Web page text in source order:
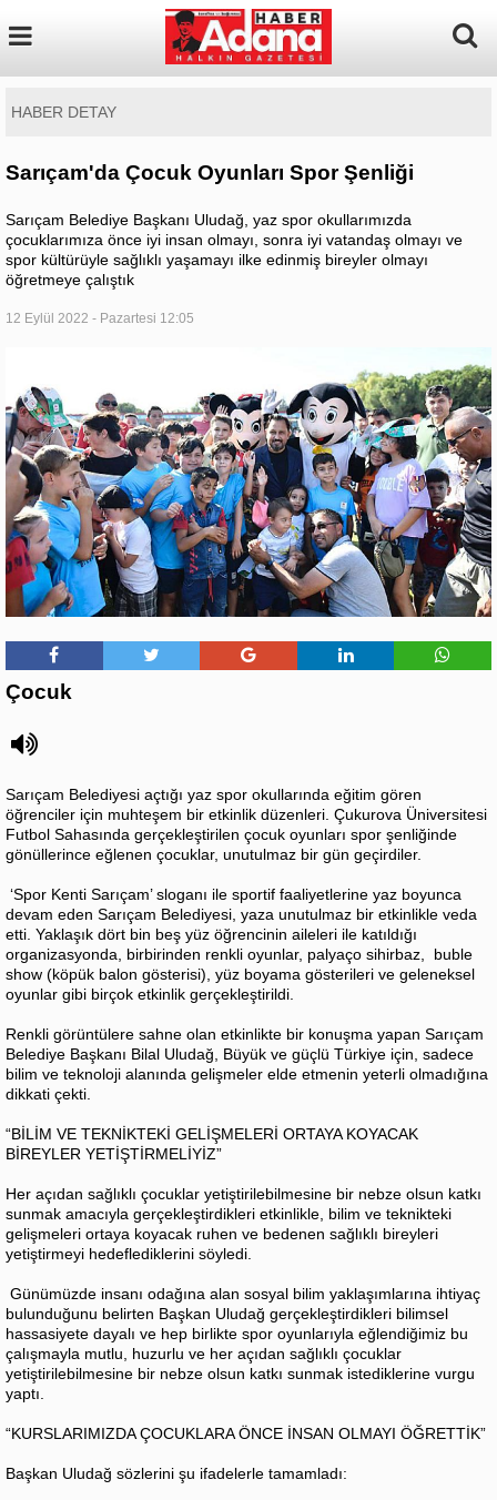
HABER DETAY
Sarıçam'da Çocuk Oyunları Spor Şenliği
Sarıçam Belediye Başkanı Uludağ, yaz spor okullarımızda
çocuklarımıza önce iyi insan olmayı, sonra iyi vatandaş olmayı ve
spor kültürüyle sağlıklı yaşamayı ilke edinmiş bireyler olmayı
öğretmeye çalıştık
12 Eylül 2022 - Pazartesi 12:05
Çocuk
Sarıçam Belediyesi açtığı yaz spor okullarında eğitim gören
öğrenciler için muhteşem bir etkinlik düzenleri. Çukurova Üniversitesi
Futbol Sahasında gerçekleştirilen çocuk oyunları spor şenliğinde
gönüllerince eğlenen çocuklar, unutulmaz bir gün geçirdiler.
‘Spor Kenti Sarıçam’ sloganı ile sportif faaliyetlerine yaz boyunca
devam eden Sarıçam Belediyesi, yaza unutulmaz bir etkinlikle veda
etti. Yaklaşık dört bin beş yüz öğrencinin aileleri ile katıldığı
organizasyonda, birbirinden renkli oyunlar, palyaço sihirbaz, buble
show (köpük balon gösterisi), yüz boyama gösterileri ve geleneksel
oyunlar gibi birçok etkinlik gerçekleştirildi.
Renkli görüntülere sahne olan etkinlikte bir konuşma yapan Sarıçam
Belediye Başkanı Bilal Uludağ, Büyük ve güçlü Türkiye için, sadece
bilim ve teknoloji alanında gelişmeler elde etmenin yeterli olmadığına
dikkati çekti.
“BİLİM VE TEKNİKTEKİ GELİŞMELERİ ORTAYA KOYACAK
BİREYLER YETİŞTİRMELİYİZ”
Her açıdan sağlıklı çocuklar yetiştirilebilmesine bir nebze olsun katkı
sunmak amacıyla gerçekleştirdikleri etkinlikle, bilim ve teknikteki
gelişmeleri ortaya koyacak ruhen ve bedenen sağlıklı bireyleri
yetiştirmeyi hedeflediklerini söyledi.
Günümüzde insanı odağına alan sosyal bilim yaklaşımlarına ihtiyaç
bulunduğunu belirten Başkan Uludağ gerçekleştirdikleri bilimsel
hassasiyete dayalı ve hep birlikte spor oyunlarıyla eğlendiğimiz bu
çalışmayla mutlu, huzurlu ve her açıdan sağlıklı çocuklar
yetiştirilebilmesine bir nebze olsun katkı sunmak istediklerine vurgu
yaptı.
“KURSLARIMIZDA ÇOCUKLARA ÖNCE İNSAN OLMAYI ÖĞRETTİK”
Başkan Uludağ sözlerini şu ifadelerle tamamladı: